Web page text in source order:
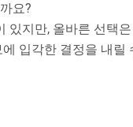
요?
있지만, 올바른 선택
입각한 결정을 내